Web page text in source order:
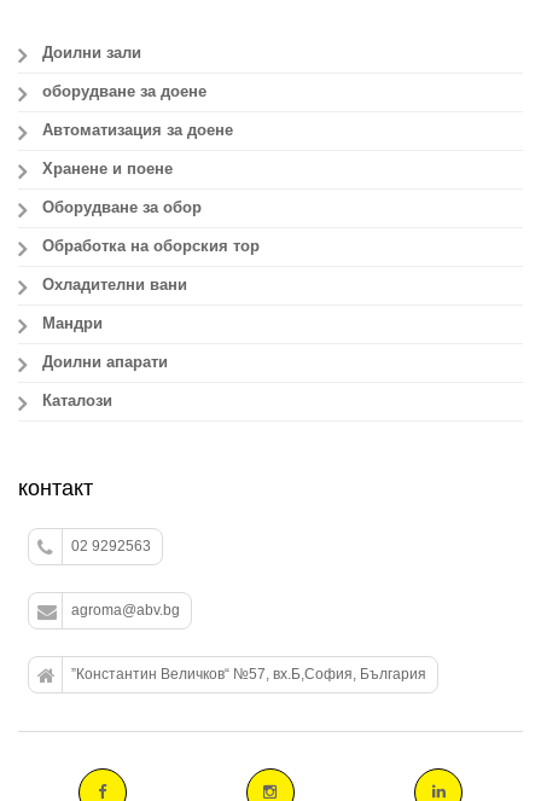
Доилни зали
оборудване за доене
Автоматизация за доене
Хранене и поене
Оборудване за обор
Обработка на оборския тор
Охладителни вани
Мандри
Доилни апарати
Каталози
контакт
02 9292563
agroma@abv.bg
”Константин Величков“ №57, вх.Б,София, България